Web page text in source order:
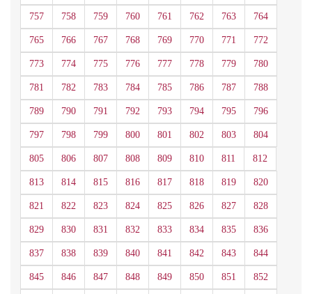
757 758 759 760 761 762 763 764
765 766 767 768 769 770 771 772
773 774 775 776 777 778 779 780
781 782 783 784 785 786 787 788
789 790 791 792 793 794 795 796
797 798 799 800 801 802 803 804
805 806 807 808 809 810 811 812
813 814 815 816 817 818 819 820
821 822 823 824 825 826 827 828
829 830 831 832 833 834 835 836
837 838 839 840 841 842 843 844
845 846 847 848 849 850 851 852